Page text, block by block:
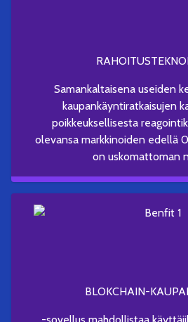
Samankaltaisena useiden
kaupankäyntiratkaisujen
poikkeuksellisesta
olevansa markkinoiden edellä
on uskomattoman
BLOKCHAIN-